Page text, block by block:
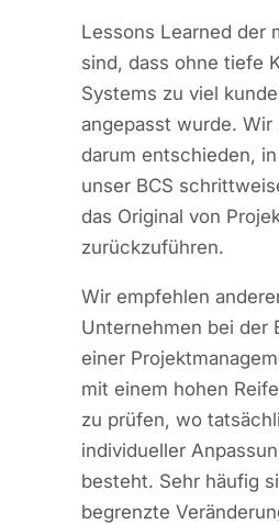
Lessons Learned der
sind, dass ohne tiefe
Systems zu viel
angepasst wurde. Wir
darum entschieden,
unser BCS
das Original von
zurückzuführen.
Wir empfehlen
Unternehmen bei der
einer
mit einem hohen
zu prüfen, wo
individueller
besteht. Sehr häufig
begrenzte